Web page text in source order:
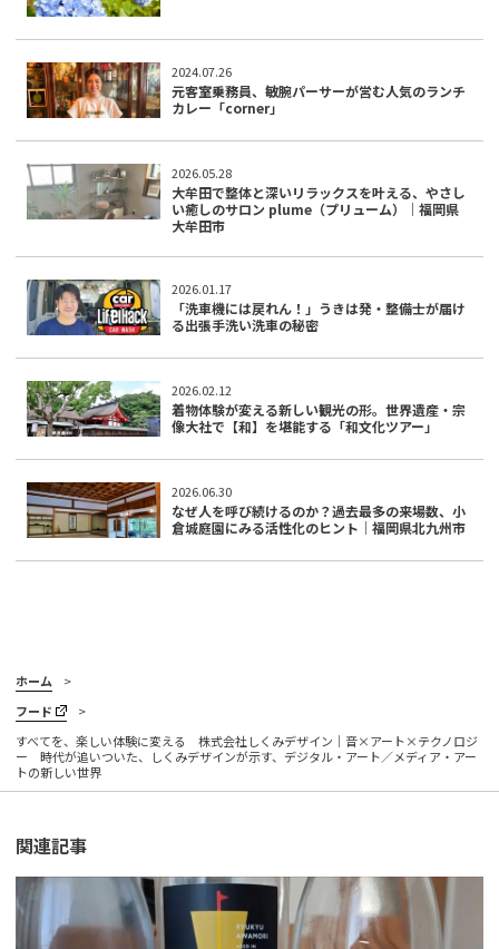
2024.07.26
元客室乗務員、敏腕パーサーが営む人気のランチ
カレー「corner」
2026.05.28
大牟田で整体と深いリラックスを叶える、やさし
い癒しのサロン plume（プリューム）｜福岡県
大牟田市
2026.01.17
「洗車機には戻れん！」うきは発・整備士が届け
る出張手洗い洗車の秘密
2026.02.12
着物体験が変える新しい観光の形。世界遺産・宗
像大社で【和】を堪能する「和文化ツアー」
2026.06.30
なぜ人を呼び続けるのか？過去最多の来場数、小
倉城庭園にみる活性化のヒント｜福岡県北九州市
ホーム
フード
すべてを、楽しい体験に変える 株式会社しくみデザイン｜音×アート×テクノロジ
ー 時代が追いついた、しくみデザインが示す、デジタル・アート／メディア・アー
トの新しい世界
関連記事